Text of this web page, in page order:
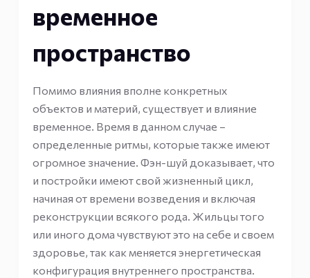
временное
пространство
Помимо влияния вполне конкретных
объектов и материй, существует и влияние
временное. Время в данном случае –
определенные ритмы, которые также имеют
огромное значение. Фэн-шуй доказывает, что
и постройки имеют свой жизненный цикл,
начиная от времени возведения и включая
реконструкции всякого рода. Жильцы того
или иного дома чувствуют это на себе и своем
здоровье, так как меняется энергетическая
конфигурация внутреннего пространства.